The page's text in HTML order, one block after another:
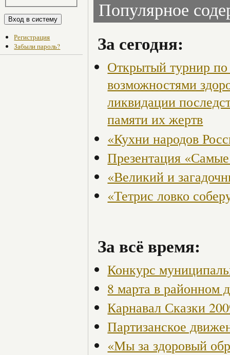
Регистрация
Забыли пароль?
Популярное
За сегодня:
Открытый турнир
возможностями
ликвидации
памяти их жертв
«Кухни народов
Презентация
«Великий и
«Тетрис ловко
За всё время:
Конкурс
8 марта в районном
Карнавал Сказки
Партизанское
«Мы за здоровый